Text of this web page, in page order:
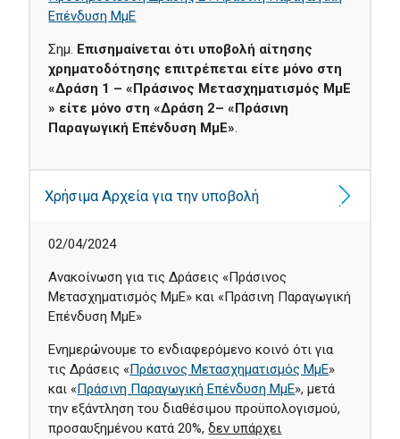
Επένδυση ΜμΕ
Σημ. Επισημαίνεται ότι υποβολή αίτησης
χρηματοδότησης επιτρέπεται είτε μόνο στη
«Δράση 1 – «Πράσινος Μετασχηματισμός ΜμΕ
» είτε μόνο στη «Δράση 2– «Πράσινη
Παραγωγική Επένδυση ΜμΕ».
Χρήσιμα Αρχεία για την υποβολή
02/04/2024
Ανακοίνωση για τις Δράσεις «Πράσινος
Μετασχηματισμός ΜμΕ» και «Πράσινη Παραγωγική
Επένδυση ΜμΕ»
Ενημερώνουμε το ενδιαφερόμενο κοινό ότι για
τις Δράσεις «Πράσινος Μετασχηματισμός ΜμΕ»
και «Πράσινη Παραγωγική Επένδυση ΜμΕ», μετά
την εξάντληση του διαθέσιμου προϋπολογισμού,
προσαυξημένου κατά 20%,δεν υπάρχει